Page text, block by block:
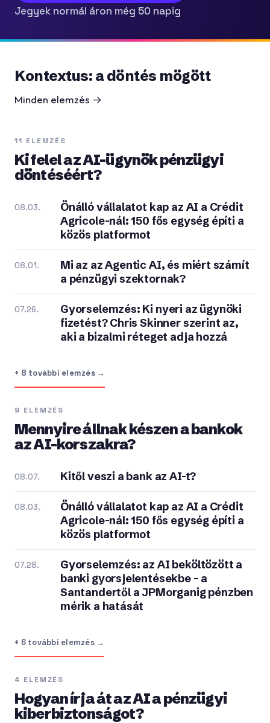
Jegyek normál áron még 50 napig
Kontextus: a döntés mögött
Minden elemzés →
11 ELEMZÉS
Ki felel az AI-ügynök pénzügyi
döntéséért?
08.03.
Önálló vállalatot kap az AI a Crédit
Agricole-nál: 150 fős egység építi a
közös platformot
08.01.
Mi az az Agentic AI, és miért számít
a pénzügyi szektornak?
07.26.
Gyorselemzés: Ki nyeri az ügynöki
fizetést? Chris Skinner szerint az,
aki a bizalmi réteget adja hozzá
+ 8 további elemzés →
9 ELEMZÉS
Mennyire állnak készen a bankok
az AI-korszakra?
08.07. Kitől veszi a bank az AI-t?
08.03.
Önálló vállalatot kap az AI a Crédit
Agricole-nál: 150 fős egység építi a
közös platformot
07.28.
Gyorselemzés: az AI beköltözött a
banki gyorsjelentésekbe – a
Santandertől a JPMorganig pénzben
mérik a hatását
+ 6 további elemzés →
4 ELEMZÉS
Hogyan írja át az AI a pénzügyi
kiberbiztonságot?